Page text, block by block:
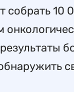
собрать